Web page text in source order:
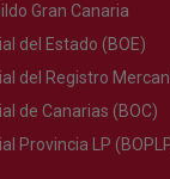
Gran Canaria
del Estado (BOE)
del Registro
de Canarias (BOC)
Provincia LP